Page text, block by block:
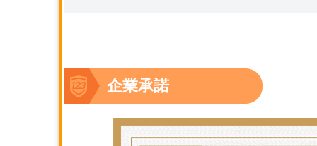
企業承諾